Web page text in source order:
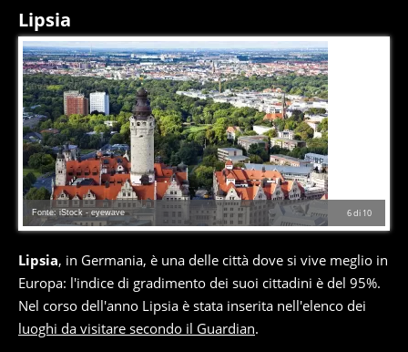
Lipsia
6di 10
Fonte: iStock - eyewave
Lipsia, in Germania, è una delle città dove si vive meglio in
Europa: l'indice di gradimento dei suoi cittadini è del 95%.
Nel corso dell'anno Lipsia è stata inserita nell'elenco dei
luoghi da visitare secondo il Guardian.